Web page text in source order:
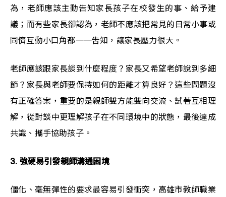
為，老師應該主動告知家長孩子在校發生的事、給予建
議；而有些家長卻認為，老師不應該把常見的日常小事或
同儕互動小口角都一一吿知，讓家長壓力很大。
老師應該跟家長談到什麼程度？家長又希望老師說到多細
節？家長與老師要保持如何的距離才算良好？這些問題沒
有正確答案，重要的是親師雙方能雙向交流、試著互相理
解，從對談中更理解孩子在不同環境中的狀態，最後達成
共識、攜手協助孩子。
3. 強硬易引發親師溝通困境
僵化、毫無彈性的要求最容易引發衝突，高雄市教師職業